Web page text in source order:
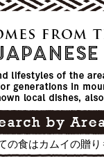
の食はカムイの贈り